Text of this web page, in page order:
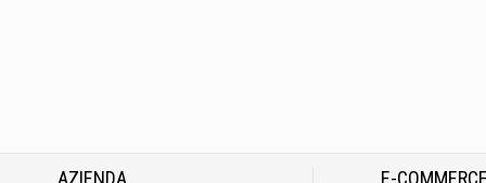
AZIENDA E-COMMERCE